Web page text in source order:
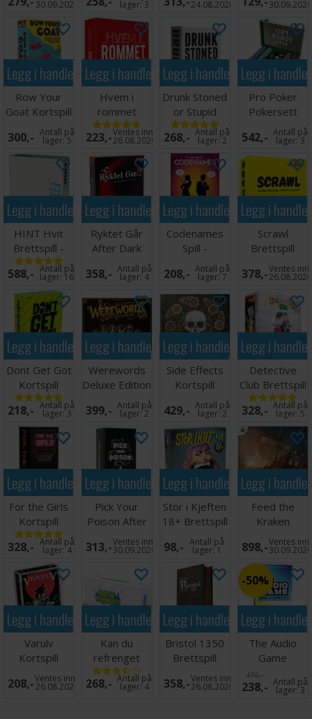
30.09.2026 lager:3 24.08.2026 30.09.2026
Legg i handlekurven
Row Your
Goat Kortspill
300,- Antall på
lager:5
Legg i handlekurven
Hvem i
rommet
Kortspill
223,-Ventes inn
26.08.2026
Legg i handlekurven
Drunk Stoned
or Stupid
Kortspill
268,- Antall på
lager:2
Legg i
Pro Poker
Pokersett
med 200
sjetonger
542,- Antall på
lager:3
Legg i handlekurven
HINT Hvit
Brettspill -
Norsk utgave
588,- Antall på
lager: 16
Legg i handlekurven
Ryktet Går
After Dark
Edition
Brettspill
358,- Antall på
lager:4
Legg i handlekurven
Codenames
Spill -
ENGELSK
208,- Antall på
lager:7
Legg i
Scrawl
Brettspill
378,-Ventes inn
26.08.2026
Legg i handlekurven
Dont Get Got
Kortspill
218,- Antall på
lager:3
Legg i handlekurven
Werewords
Deluxe Edition
Kortspill
399,- Antall på
lager:2
Legg i handlekurven
Side Effects
Kortspill
429,- Antall på
lager:2
Legg i
Detective
Club Brettspill
Norsk
328,- Antall på
lager:5
Legg i handlekurven
For the Girls
Kortspill
328,- Antall på
lager:4
Legg i handlekurven
Pick Your
Poison After
Dark Ed
Kortspill
313,-Ventes inn
30.09.2026
Legg i handlekurven
Stor i Kjeften
18+ Brettspill
98,- Antall på
lager:1
Legg i
Feed the
Kraken
Brettspill
898,-Ventes inn
30.09.2026
Legg i handlekurven
Varulv
Kortspill
208,-Ventes inn
26.08.2026
Legg i handlekurven
Kan du
refrenget
Brettspill
268,- Antall på
lager:4
Legg i handlekurven
Bristol 1350
Brettspill
358,-Ventes inn
26.08.2026
Legg i
50%
The Audio
Game
Partyspill
476,-
238,- Antall på
lager:3